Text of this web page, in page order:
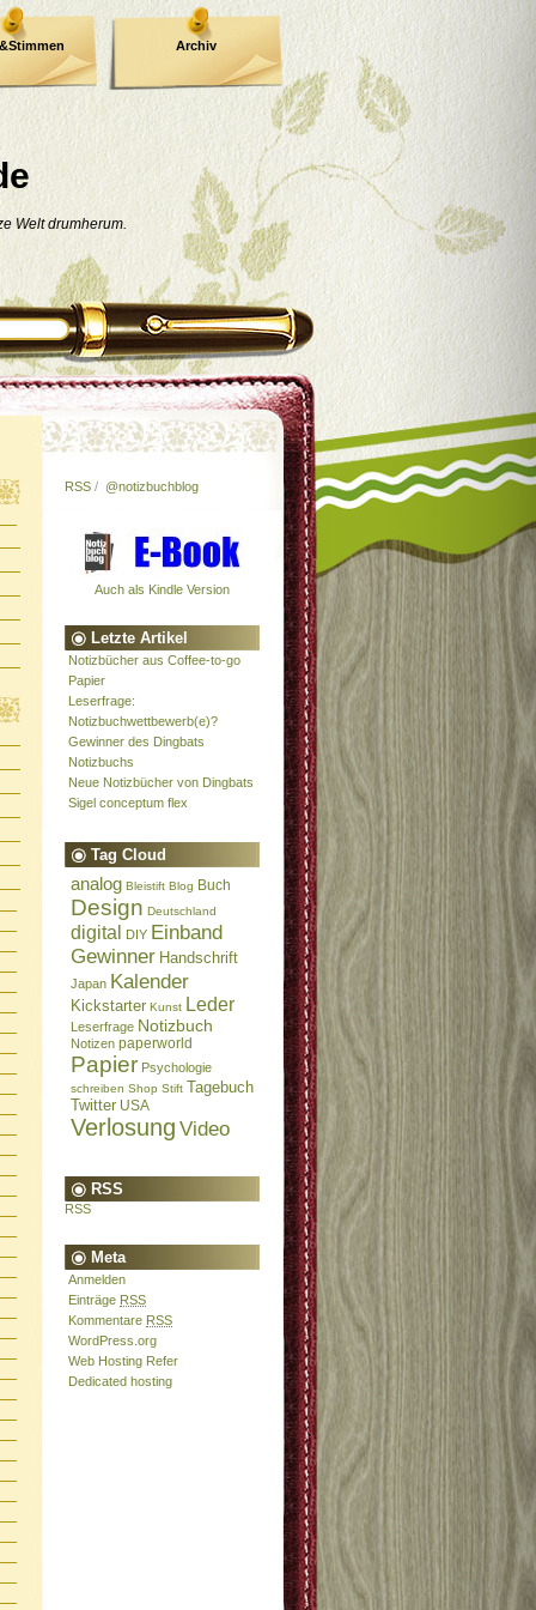
Welt drumherum.
Archiv
RSS / @notizbuchblog
Auch als Kindle Version
Letzte Artikel
Notizbücher aus Coffee-to-go
Papier
Leserfrage:
Notizbuchwettbewerb(e)?
Gewinner des Dingbats
Notizbuchs
Neue Notizbücher von Dingbats
Sigel conceptum flex
Tag Cloud
analog Bleistift Blog Buch
Design Deutschland
digital DIY Einband
Gewinner Handschrift
Japan Kalender
Kickstarter Kunst Leder
Leserfrage Notizbuch
Notizen paperworld
Papier Psychologie
schreiben Shop Stift Tagebuch
Twitter USA
Verlosung Video
RSS
RSS
Meta
Anmelden
Einträge RSS
Kommentare RSS
WordPress.org
Web Hosting Refer
Dedicated hosting